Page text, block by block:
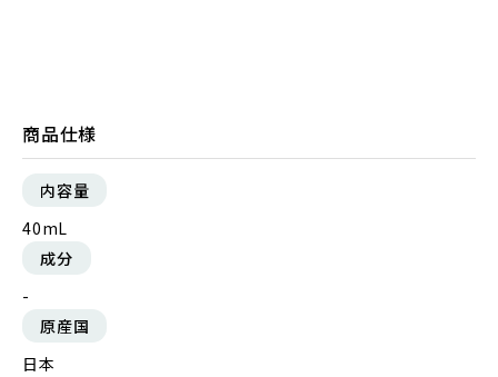
商品仕様
内容量
40mL
成分
-
原産国
日本